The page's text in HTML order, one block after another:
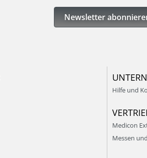
Newsletter
Hilfe und
Medicon
Messen